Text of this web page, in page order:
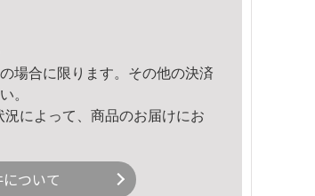
場合に限ります。その他の決済
。
によって、商品のお届けにお
ついて